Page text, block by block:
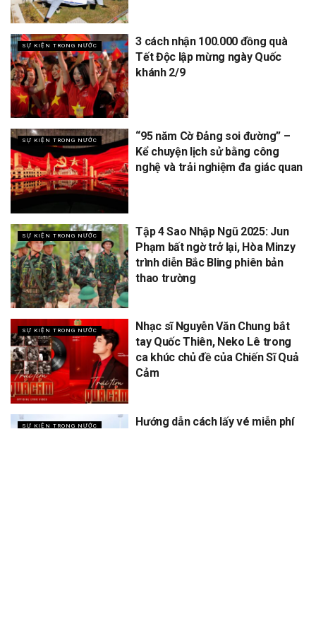
SỰ KIỆN TRONG NƯỚC
3 cách nhận 100.000 đồng quà
Tết Độc lập mừng ngày Quốc
khánh 2/9
SỰ KIỆN TRONG NƯỚC
“95 năm Cờ Đảng soi đường” –
Kể chuyện lịch sử bằng công
nghệ và trải nghiệm đa giác quan
SỰ KIỆN TRONG NƯỚC
Tập 4 Sao Nhập Ngũ 2025: Jun
Phạm bất ngờ trở lại, Hòa Minzy
trình diễn Bắc Bling phiên bản
thao trường
SỰ KIỆN TRONG NƯỚC
Nhạc sĩ Nguyễn Văn Chung bắt
tay Quốc Thiên, Neko Lê trong
ca khúc chủ đề của Chiến Sĩ Quả
Cảm
SỰ KIỆN TRONG NƯỚC
Hướng dẫn cách lấy vé miễn phí